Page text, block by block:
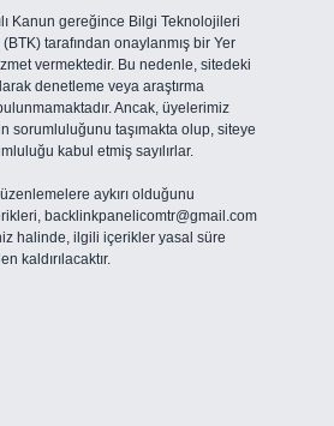
Kanun gereğince Bilgi Teknolojileri
tarafından onaylanmış bir Yer
vermektedir. Bu nedenle, sitedeki
denetleme veya araştırma
Ancak, üyelerimiz
sorumluluğunu taşımakta olup, siteye
kabul etmiş sayılırlar.
aykırı olduğunu
backlinkpanelicomtr@gmail.com
halinde, ilgili içerikler yasal süre
kaldırılacaktır.